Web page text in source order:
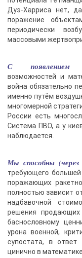
Дуэ-Харриса нет,
поражение
периодически
массовыми
С появлением
возможностей и
война обязательно
именно путём
многомерной
России есть
Система ПВО, а у
наблюдается.
Мы способны
требующего
поражающих
полностью зависит
надбавочной
решения
баснословному
урона военной,
супостата, в ответ
цинично в